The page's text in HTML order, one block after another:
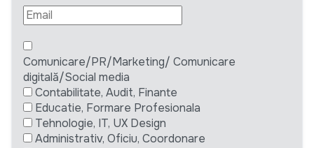
Comunicare/PR/Marketing/ Comunicare
digitală/Social media
Contabilitate, Audit, Finante
Educatie, Formare Profesionala
Tehnologie, IT, UX Design
Administrativ, Oficiu, Coordonare